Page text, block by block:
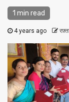
1 min read
4 years ago